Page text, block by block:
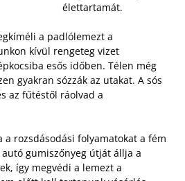
élettartamát.
a padlólemezt a
kívül rengeteg vizet
esős időben. Télen még
gyakran sózzák az utakat. A sós
az fűtéstől ráolvad a
rozsdásodási folyamatokat a fém
gumiszőnyeg útját állja a
így megvédi a lemezt a